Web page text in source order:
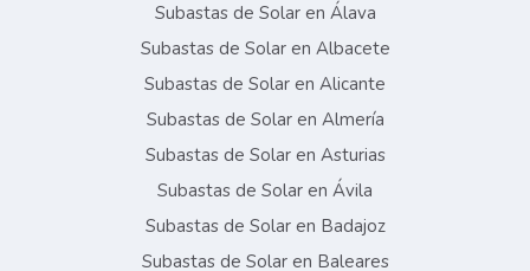
Subastas de Solar en Álava
Subastas de Solar en Albacete
Subastas de Solar en Alicante
Subastas de Solar en Almería
Subastas de Solar en Asturias
Subastas de Solar en Ávila
Subastas de Solar en Badajoz
Subastas de Solar en Baleares